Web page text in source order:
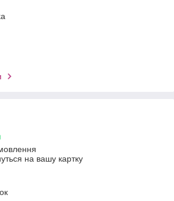
на вашу картку